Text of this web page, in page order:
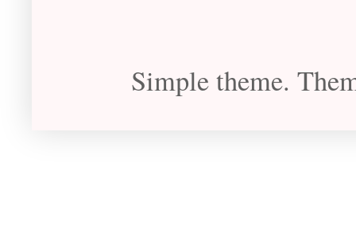
Simple theme.